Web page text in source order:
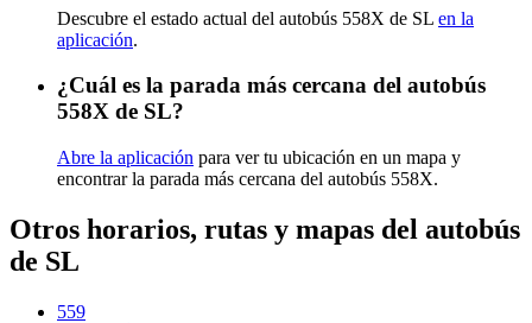
Descubre el estado actual del autobús 558X de SL en la
aplicación.
¿Cuál es la parada más cercana del autobús
558X de SL?
Abre la aplicación para ver tu ubicación en un mapa y
encontrar la parada más cercana del autobús 558X.
Otros horarios, rutas y mapas del autobús
de SL
559